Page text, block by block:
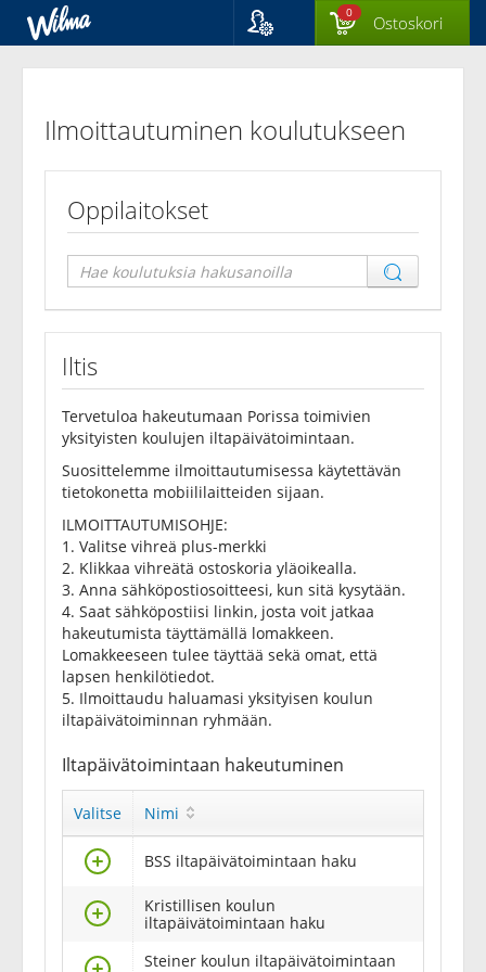
English
0 Ostoskori
koulutukseen
Ilmoittautuminen koulutukseen
Oppilaitokset
Iltis
Tervetuloa hakeutumaan Porissa toimivien
yksityisten koulujen iltapäivätoimintaan.
Suosittelemme ilmoittautumisessa käytettävän
tietokonetta mobiililaitteiden sijaan.
ILMOITTAUTUMISOHJE:
1. Valitse vihreä plus-merkki
2. Klikkaa vihreätä ostoskoria yläoikealla.
3. Anna sähköpostiosoitteesi, kun sitä kysytään.
4. Saat sähköpostiisi linkin, josta voit jatkaa
hakeutumista täyttämällä lomakkeen.
Lomakkeeseen tulee täyttää sekä omat, että
lapsen henkilötiedot.
5. Ilmoittaudu haluamasi yksityisen koulun
iltapäivätoiminnan ryhmään.
Iltapäivätoimintaan hakeutuminen
Valitse Nimi
ValitseBSS iltapäivätoimintaan haku
ValitseKristillisen koulun
iltapäivätoimintaan haku
ValitseSteiner koulun iltapäivätoimintaan